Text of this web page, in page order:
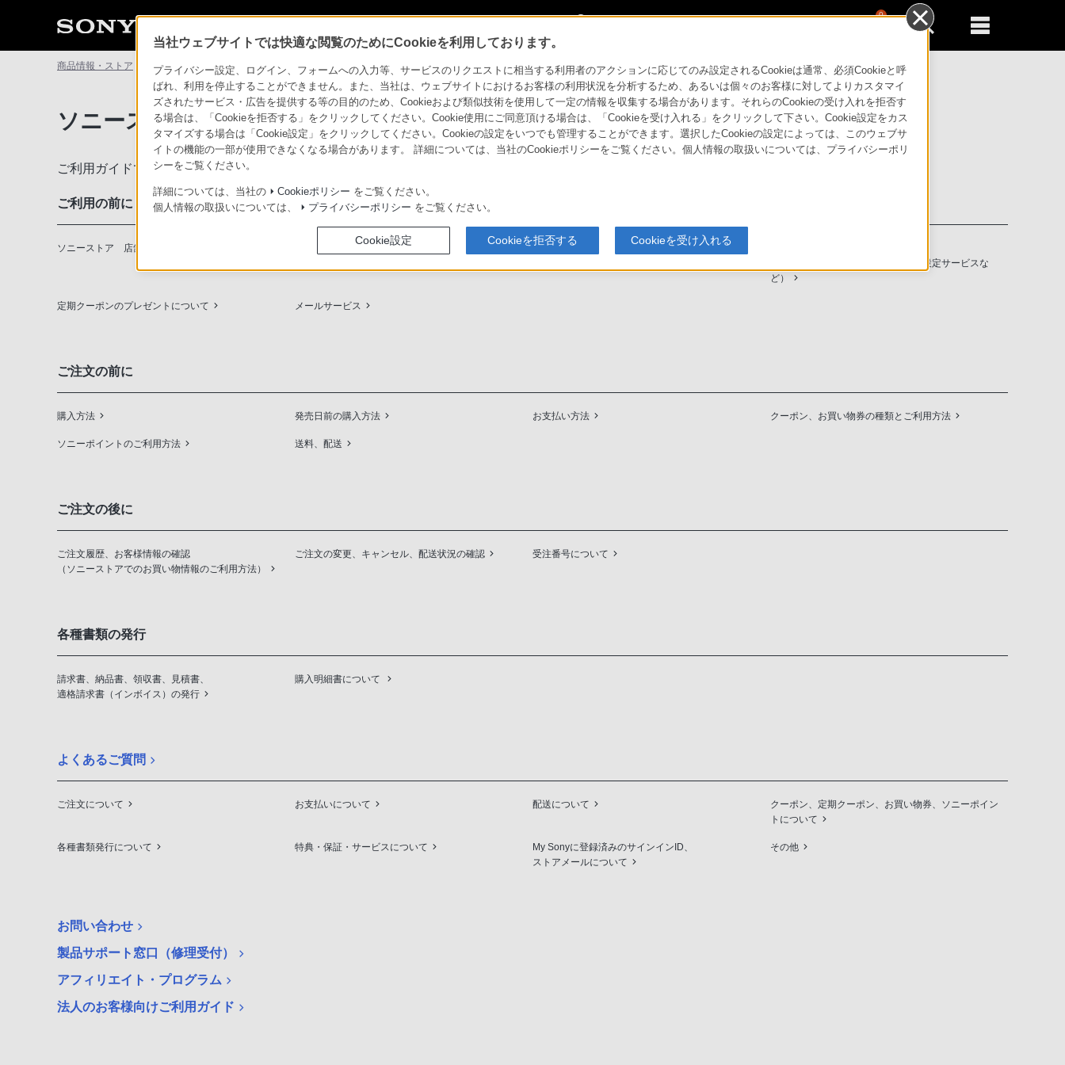
0
商品情報・ストア ソニーストアについて ソニーストアのご利用ガイド
ソニーストアのご利用ガイド
ご利用ガイドでは、ソニーストアのご利用方法・サービスに関しまとめてご案内しております。
ご利用の前に
ソニーストア 店舗のご案内 ソニーショップ（ソニーストア取次店）のご案内 My Sonyでの購入について
（長期保証、下取サービス、設置・設定サービスな
ど）
定期クーポンのプレゼントについて メールサービス
ご注文の前に
購入方法 発売日前の購入方法 お支払い方法 クーポン、お買い物券の種類とご利用方法
ソニーポイントのご利用方法 送料、配送
ご注文の後に
ご注文履歴、お客様情報の確認
（ソニーストアでのお買い物情報のご利用方法）
ご注文の変更、キャンセル、配送状況の確認 受注番号について
各種書類の発行
請求書、納品書、領収書、見積書、
適格請求書（インボイス）の発行
購入明細書について
よくあるご質問
ご注文について お支払いについて 配送について
クーポン、定期クーポン、お買い物券、ソニーポイン
トについて
各種書類発行について 特典・保証・サービスについて
My Sonyに登録済みのサインインID、
ストアメールについて
その他
お問い合わせ
製品サポート窓口（修理受付）
アフィリエイト・プログラム
法人のお客様向けご利用ガイド
当社ウェブサイトでは快適な閲覧のためにCookieを利用しております。
プライバシー設定、ログイン、フォームへの入力等、サービスのリクエストに相当する利用者のアクションに応じてのみ設定されるCookieは通常、必須Cookieと呼
ばれ、利用を停止することができません。また、当社は、ウェブサイトにおけるお客様の利用状況を分析するため、あるいは個々のお客様に対してよりカスタマイ
ズされたサービス・広告を提供する等の目的のため、Cookieおよび類似技術を使用して一定の情報を収集する場合があります。それらのCookieの受け入れを拒否す
る場合は、「Cookieを拒否する」をクリックしてください。Cookie使用にご同意頂ける場合は、「Cookieを受け入れる」をクリックして下さい。Cookie設定をカス
タマイズする場合は「Cookie設定」をクリックしてください。Cookieの設定をいつでも管理することができます。選択したCookieの設定によっては、このウェブサ
イトの機能の一部が使用できなくなる場合があります。 詳細については、当社のCookieポリシーをご覧ください。個人情報の取扱いについては、プライバシーポリ
シーをご覧ください。
詳細については、当社の Cookieポリシー をご覧ください。
個人情報の取扱いについては、
プライバシーポリシー をご覧ください。
Cookie設定 Cookieを拒否する Cookieを受け入れる